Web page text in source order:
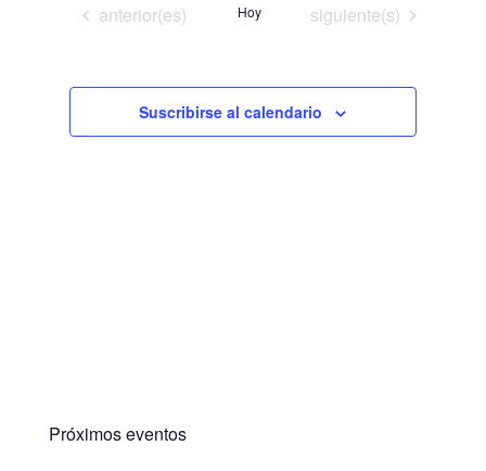
Eventos
anterior(es) Hoy Eventos
siguiente(s)
Suscribirse al calendario
Próximos eventos